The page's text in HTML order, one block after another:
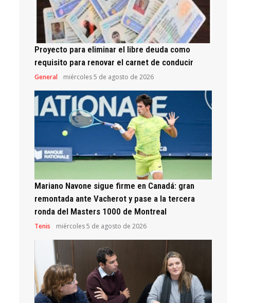
Proyecto para eliminar el libre deuda como
requisito para renovar el carnet de conducir
General miércoles 5 de agosto de 2026
Mariano Navone sigue firme en Canadá: gran
remontada ante Vacherot y pase a la tercera
ronda del Masters 1000 de Montreal
Tenis miércoles 5 de agosto de 2026